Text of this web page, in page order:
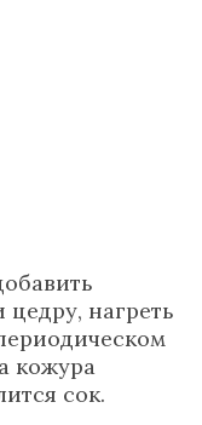
нагреть
кожура
сок.